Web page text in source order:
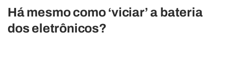
Há mesmo como ‘viciar’ a bateria
dos eletrônicos?